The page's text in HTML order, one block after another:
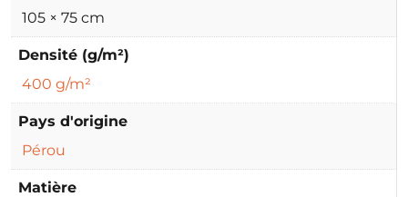
105 × 75 cm
Densité (g/m²)
400 g/m²
Pays d'origine
Pérou
Matière